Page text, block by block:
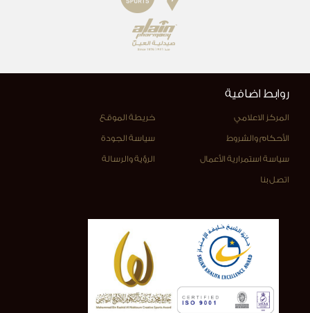
روابط اضافية
المركز الاعلامي خريطة الموقع
الأحكام والشروط سياسة الجودة
سياسة استمرارية الأعمال الرؤية والرسالة
اتصل بنا